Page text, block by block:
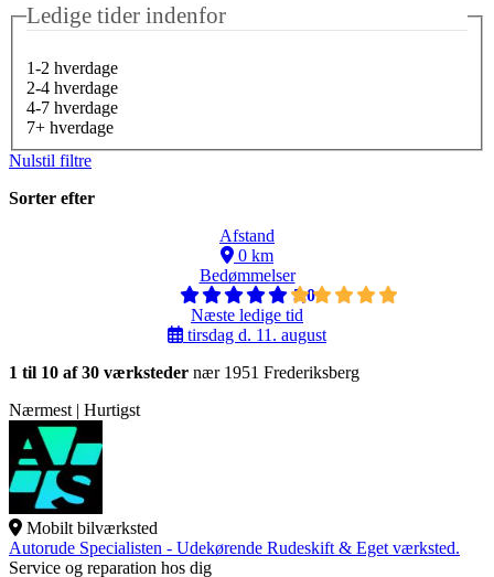
Ledige tider indenfor
1-2 hverdage
2-4 hverdage
4-7 hverdage
7+ hverdage
Nulstil filtre
Sorter efter
Afstand
0 km
Bedømmelser
5,0
Næste ledige tid
tirsdag d. 11. august
1 til 10 af 30 værksteder nær 1951 Frederiksberg
Nærmest | Hurtigst
Mobilt bilværksted
Autorude Specialisten - Udekørende Rudeskift & Eget værksted.
Service og reparation hos dig